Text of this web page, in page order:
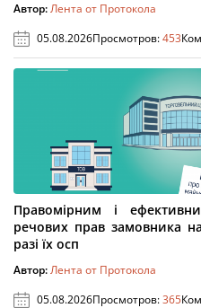
Автор:Лента от Протокола
05.08.2026Просмотров:453
Правомірним і
речових прав замовника
разі їх осп
Автор:Лента от Протокола
05.08.2026Просмотров:365